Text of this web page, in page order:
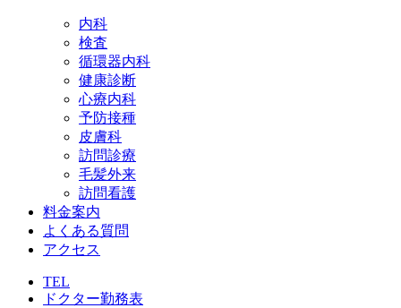
内科
検査
循環器内科
健康診断
心療内科
予防接種
皮膚科
訪問診療
毛髪外来
訪問看護
料金案内
よくある質問
アクセス
TEL
ドクター勤務表